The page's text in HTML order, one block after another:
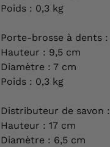
Poids : 0,3 kg
Porte-brosse à dents :
Hauteur : 9,5 cm
Diamètre : 7 cm
Poids : 0,3 kg
Distributeur de savon :
Hauteur : 17 cm
Diamètre : 6,5 cm